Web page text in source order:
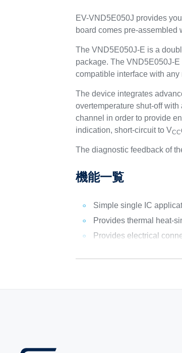
EV-VND5E050J provides
board comes pre-assembled
The VND5E050J-E is a
package. The VND5E050J-
compatible interface with any
The device integrates
overtemperature shut-off
channel in order to provide
indication, short-circuit to VCC
The diagnostic feedback of
機能一覧
Simple single IC
Provides thermal heat-
Provides electrical